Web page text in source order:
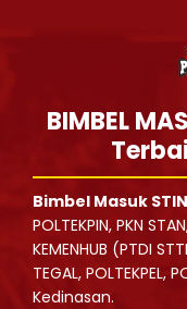
BIMBEL
Bimbel Masuk
POLTEKPIN, PKN
KEMENHUB (PTDI
TEGAL,
Kedinasan.